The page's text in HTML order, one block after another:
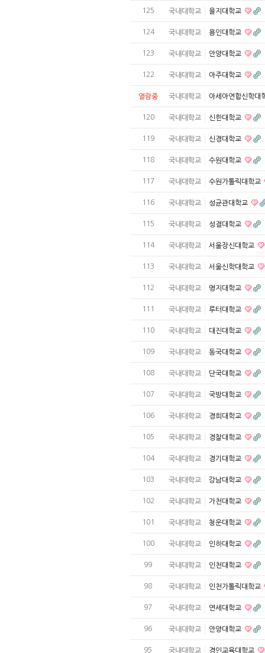
125 국내대학교 을지대학교
124 국내대학교 용인대학교
123 국내대학교 안양대학교
122 국내대학교 아주대학교
열람중 국내대학교 아세아연합신학대
120 국내대학교 신한대학교
119 국내대학교 신경대학교
118 국내대학교 수원대학교
117 국내대학교 수원가톨릭대학교
116 국내대학교 성균관대학교
115 국내대학교 성결대학교
114 국내대학교 서울장신대학교
113 국내대학교 서울신학대학교
112 국내대학교 명지대학교
111 국내대학교 루터대학교
110 국내대학교 대진대학교
109 국내대학교 동국대학교
108 국내대학교 단국대학교
107 국내대학교 국방대학교
106 국내대학교 경희대학교
105 국내대학교 경찰대학교
104 국내대학교 경기대학교
103 국내대학교 강남대학교
102 국내대학교 가천대학교
101 국내대학교 청운대학교
100 국내대학교 인하대학교
99 국내대학교 인천대학교
98 국내대학교 인천가톨릭대학교
97 국내대학교 연세대학교
96 국내대학교 안양대학교
95 국내대학교 경인교육대학교